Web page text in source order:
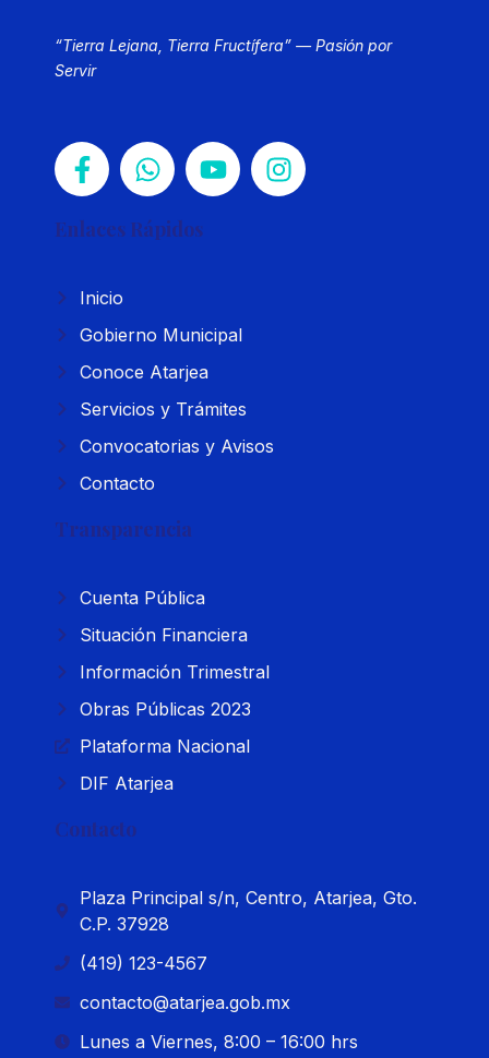
“Tierra Lejana, Tierra Fructífera” — Pasión por
Servir
Enlaces Rápidos
Inicio
Gobierno Municipal
Conoce Atarjea
Servicios y Trámites
Convocatorias y Avisos
Contacto
Transparencia
Cuenta Pública
Situación Financiera
Información Trimestral
Obras Públicas 2023
Plataforma Nacional
DIF Atarjea
Contacto
Plaza Principal s/n, Centro, Atarjea, Gto.
C.P. 37928
(419) 123-4567
contacto@atarjea.gob.mx
Lunes a Viernes, 8:00 – 16:00 hrs